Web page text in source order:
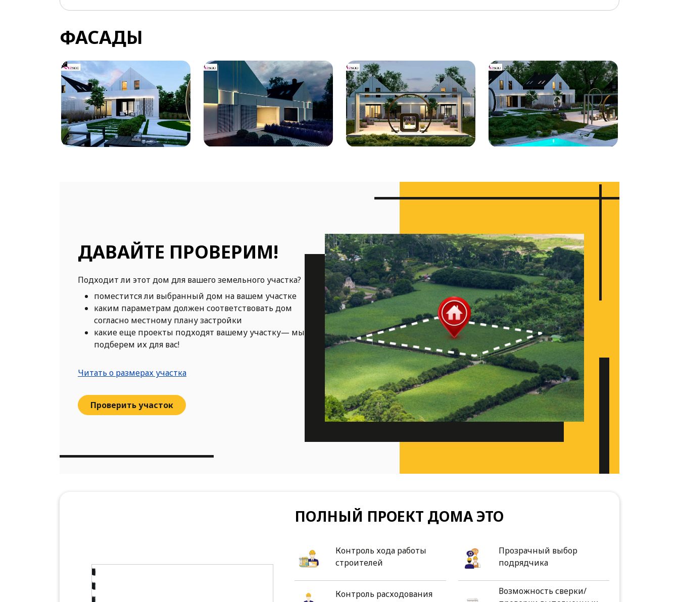
ФАСАДЫ
ДАВАЙТЕ ПРОВЕРИМ!
Подходит ли этот дом для вашего земельного участка?
поместится ли выбранный дом на вашем участке
каким параметрам должен соответствовать дом
согласно местному плану застройки
какие еще проекты подходят вашему участку— мы
подберем их для вас!
Читать о размерах участка
Проверить участок
ПОЛНЫЙ ПРОЕКТ ДОМА ЭТО
Контроль хода работы
строителей
Прозрачный выбор
подрядчика
Контроль расходования
Возможность сверки/